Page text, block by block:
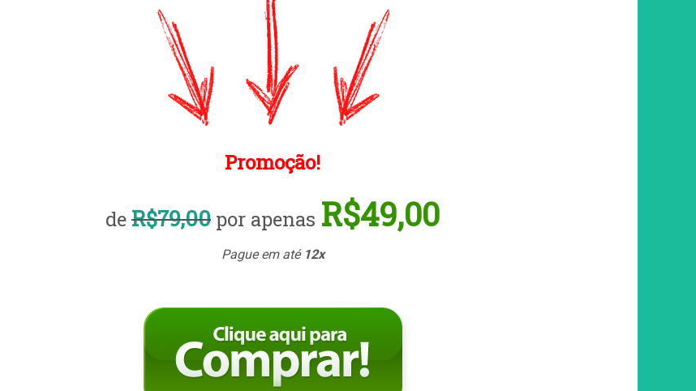
Promoção!
deR$79,00 por apenas R$49,00
Pague em até 12x